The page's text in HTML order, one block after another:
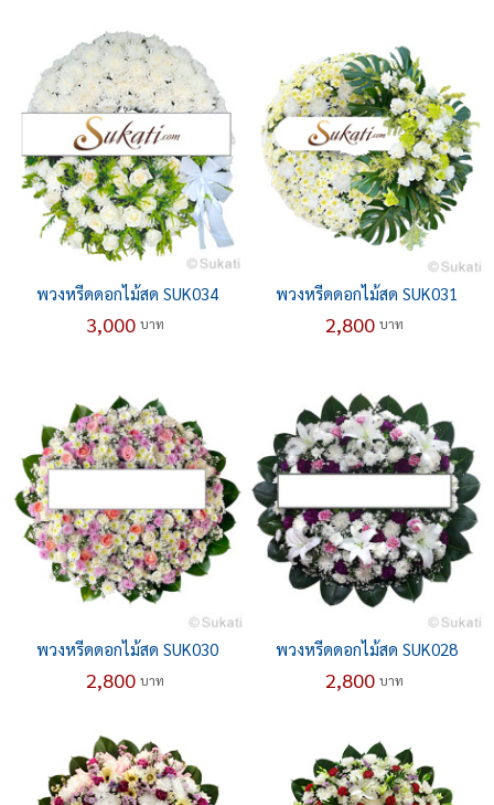
พวงหรีดดอกไม้สด SUK034
3,000 บาท
พวงหรีดดอกไม้สด SUK031
2,800 บาท
พวงหรีดดอกไม้สด SUK030
2,800 บาท
พวงหรีดดอกไม้สด SUK028
2,800 บาท